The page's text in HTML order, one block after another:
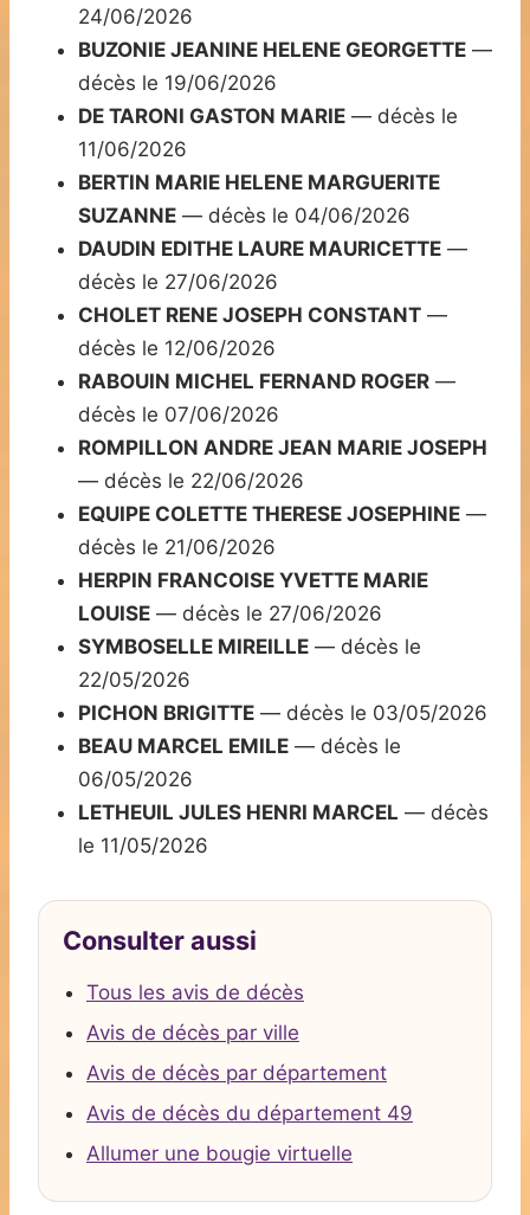
24/06/2026
BUZONIE JEANINE HELENE GEORGETTE —
décès le 19/06/2026
DE TARONI GASTON MARIE — décès le
11/06/2026
BERTIN MARIE HELENE MARGUERITE
SUZANNE — décès le 04/06/2026
DAUDIN EDITHE LAURE MAURICETTE —
décès le 27/06/2026
CHOLET RENE JOSEPH CONSTANT —
décès le 12/06/2026
RABOUIN MICHEL FERNAND ROGER —
décès le 07/06/2026
ROMPILLON ANDRE JEAN MARIE JOSEPH
— décès le 22/06/2026
EQUIPE COLETTE THERESE JOSEPHINE —
décès le 21/06/2026
HERPIN FRANCOISE YVETTE MARIE
LOUISE — décès le 27/06/2026
SYMBOSELLE MIREILLE — décès le
22/05/2026
PICHON BRIGITTE — décès le 03/05/2026
BEAU MARCEL EMILE — décès le
06/05/2026
LETHEUIL JULES HENRI MARCEL — décès
le 11/05/2026
Consulter aussi
Tous les avis de décès
Avis de décès par ville
Avis de décès par département
Avis de décès du département 49
Allumer une bougie virtuelle